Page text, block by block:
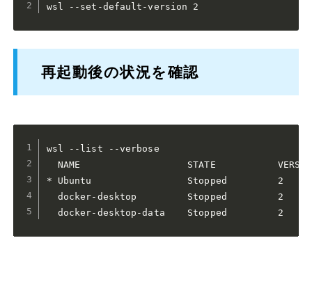
wsl --set-default-version 2
再起動後の状況を確認
wsl --list --verbose
NAME                   STATE
* Ubuntu                 Stopped         2
  docker-desktop         Stopped         2